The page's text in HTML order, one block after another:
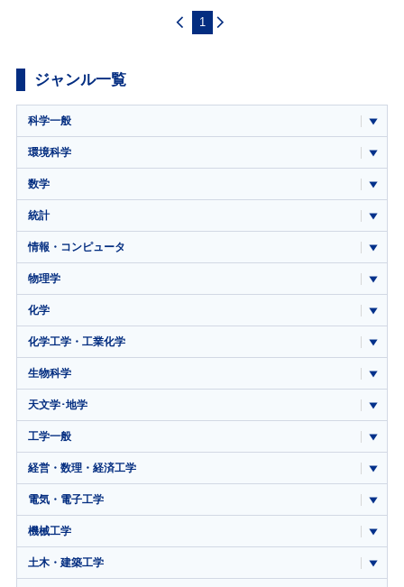
1
ジャンル一覧
科学一般
環境科学
数学
統計
情報・コンピュータ
物理学
化学
化学工学・工業化学
生物科学
天文学･地学
工学一般
経営・数理・経済工学
電気・電子工学
機械工学
土木・建築工学